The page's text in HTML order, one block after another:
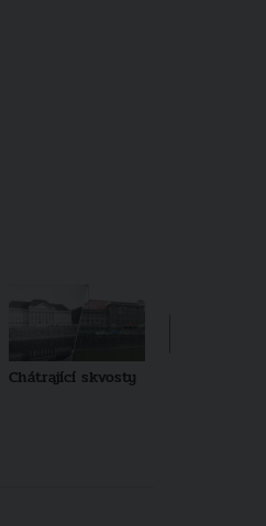
Chátrající skvosty